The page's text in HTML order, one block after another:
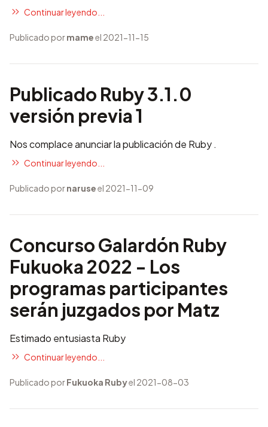
Continuar leyendo...
Publicado pormameel 2021-11-15
Publicado Ruby 3.1.0
versión previa 1
Nos complace anunciar la publicación de Ruby .
Continuar leyendo...
Publicado pornaruseel 2021-11-09
Concurso Galardón Ruby
Fukuoka 2022 - Los
programas participantes
serán juzgados por Matz
Estimado entusiasta Ruby
Continuar leyendo...
Publicado porFukuoka Rubyel 2021-08-03